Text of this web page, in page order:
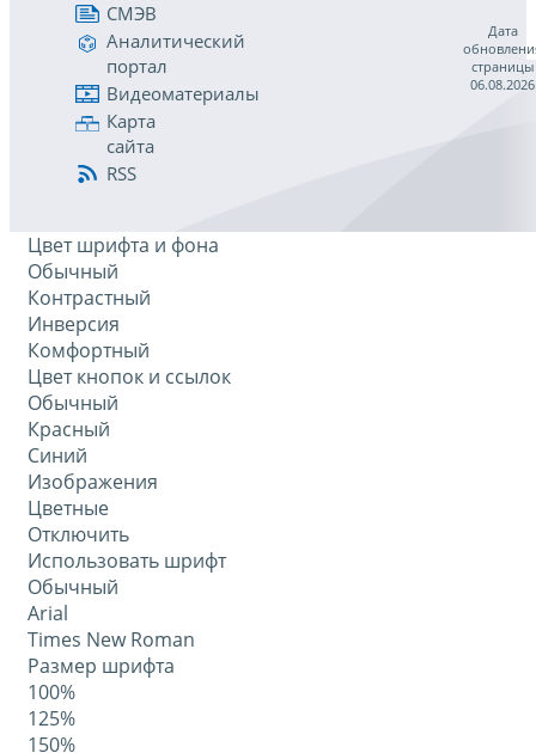
СМЭВ
Аналитический
портал
Видеоматериалы
Карта
сайта
RSS
Дата
страницы
06.08.2026
Цвет шрифта и фона
Обычный
Контрастный
Инверсия
Комфортный
Цвет кнопок и ссылок
Обычный
Красный
Синий
Изображения
Цветные
Отключить
Использовать шрифт
Обычный
Arial
Times New Roman
Размер шрифта
100%
125%
150%